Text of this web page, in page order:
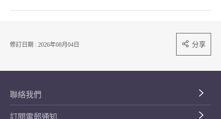
修訂日期 : 2026年08月04日 分享
聯絡我們
訂閱電郵通知